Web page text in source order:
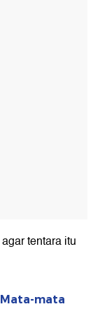
tentara itu
mata